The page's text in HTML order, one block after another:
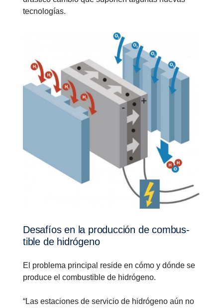
tecnologías.
Desafíos en la produc­ción de combus­
tible de hidró­geno
El problema principal reside en cómo y dónde se
produce el combustible de hidrógeno.
“Las estaciones de servicio de hidrógeno aún no